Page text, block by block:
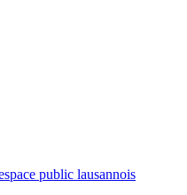
public lausannois